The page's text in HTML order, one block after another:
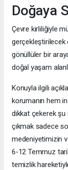
Doğaya
Çevre kirliliğiyle
gerçekleştirilecek
gönüllüler bir
doğal yaşam
Konuyla ilgili
korumanın hem
dikkat çekerek şu
çıkmak sadece
medeniyetimizin
6-12 Temmuz
temizlik